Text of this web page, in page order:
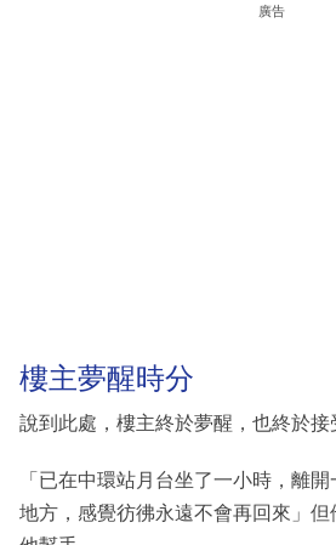
廣告
樓主夢醒時分
說到此處，樓主終於夢醒，也終於接
「已在中環站月台坐了一小時，離
地方，感覺彷彿永遠不會再回來」